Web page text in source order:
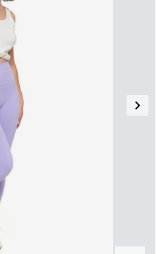
keyboard_arrow_right